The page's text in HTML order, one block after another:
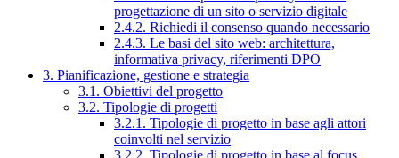
progettazione di un sito o servizio digitale
2.4.2. Richiedi il consenso quando necessario
2.4.3. Le basi del sito web: architettura,
informativa privacy, riferimenti DPO
3. Pianificazione, gestione e strategia
3.1. Obiettivi del progetto
3.2. Tipologie di progetti
3.2.1. Tipologie di progetto in base agli attori
coinvolti nel servizio
3.2.2. Tipologie di progetto in base al focus